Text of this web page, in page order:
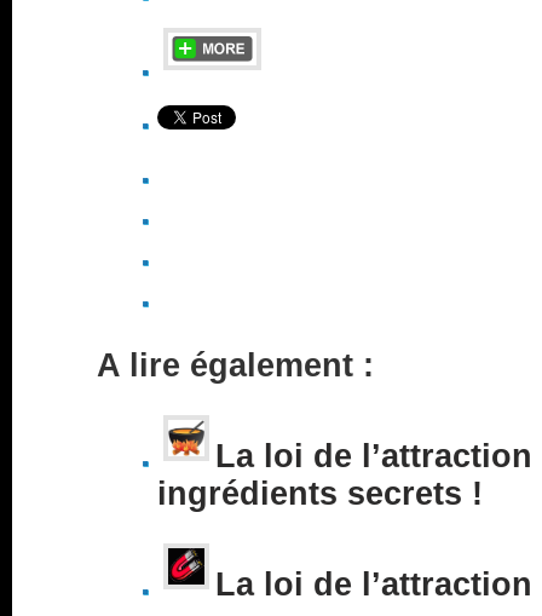
A lire également :
La loi de l’attraction
ingrédients secrets !
La loi de l’attraction